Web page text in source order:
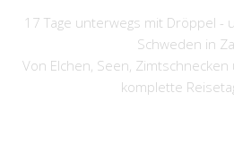
17 Tage unterwegs mit Dröppel -
Schweden in
Von Elchen, Seen,
komplette